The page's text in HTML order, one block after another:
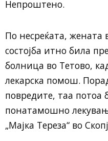
Непроштено.
По несреќата, жената
состојба итно била
болница во Тетово,
лекарска помош.
повредите, таа потоа
понатамошно
„Мајка Тереза“ во